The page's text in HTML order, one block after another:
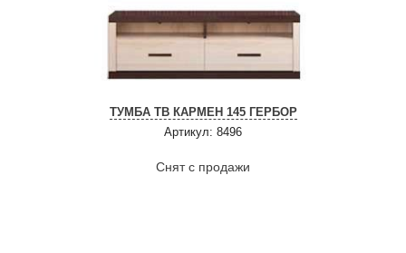
ТУМБА ТВ КАРМЕН 145 ГЕРБОР
Артикул: 8496
Снят с продажи